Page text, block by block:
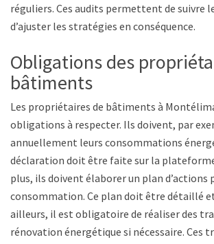
réguliers. Ces audits permettent de suivre
d’ajuster les stratégies en conséquence.
Obligations des
bâtiments
Les propriétaires de bâtiments à
obligations à respecter. Ils doivent, par
annuellement leurs consommations
déclaration doit être faite sur la plateforme
plus, ils doivent élaborer un plan d’actions
consommation. Ce plan doit être détaillé
ailleurs, il est obligatoire de réaliser des
rénovation énergétique si nécessaire. Ces